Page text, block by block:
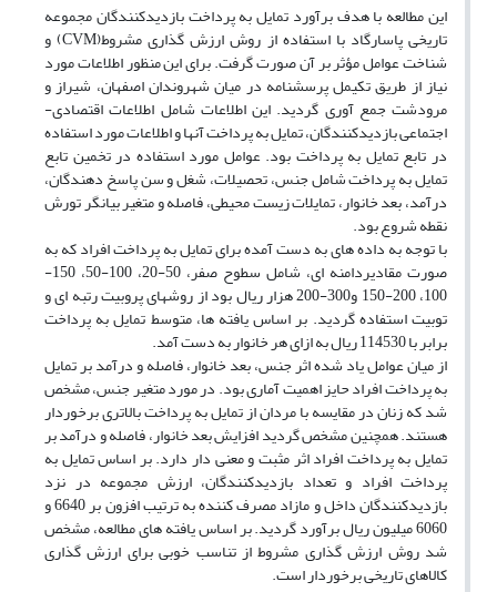
این مطالعه با هدف برآورد تمایل به پرداخت بازدیدکنندگان مجموعه
تاریخی پاسارگاد با استفاده از روش ارزش گذاری مشروط(CVM) و
شناخت عوامل مؤثر بر آن صورت گرفت. برای این منظور اطلاعات مورد
نیاز از طریق تکیمل پرسشنامه در میان شهروندان اصفهان، شیراز و
مرودشت جمع آوری گردید. این اطلاعات شامل اطلاعات اقتصادی-
اجتماعی بازدیدکنندگان، تمایل به پرداخت آنها و اطلاعات مورد استفاده
در تابع تمایل به پرداخت بود. عوامل مورد استفاده در تخمین تابع
تمایل به پرداخت شامل جنس، تحصیلات، شغل و سن پاسخ دهندگان،
درآمد، بعد خانوار، تمایلات زیست محیطی، فاصله و متغیر بیانگر تورش
نقطه شروع بود.
با توجه به داده های به دست آمده برای تمایل به پرداخت افراد که به
صورت مقادیردامنه ای، شامل سطوح صفر، 50-20، 100-50، 150-
100، 200-150 و300-200 هزار ریال بود از روشهای پروبیت رتبه ای و
توبیت استفاده گردید. بر اساس یافته ها، متوسط تمایل به پرداخت
برابر با 114530 ریال به ازای هر خانوار به دست آمد.
از میان عوامل یاد شده اثر جنس، بعد خانوار، فاصله و درآمد بر تمایل
به پرداخت افراد حایز اهمیت آماری بود. در مورد متغیر جنس، مشخص
شد که زنان در مقایسه با مردان از تمایل به پرداخت بالاتری برخوردار
هستند. همچنین مشخص گردید افزایش بعد خانوار، فاصله و درآمد بر
تمایل به پرداخت افراد اثر مثبت و معنی دار دارد. بر اساس تمایل به
پرداخت افراد و تعداد بازدیدکنندگان، ارزش مجموعه در نزد
بازدیدکنندگان داخل و مازاد مصرف کننده به ترتیب افزون بر 6640 و
6060 میلیون ریال برآورد گردید. بر اساس یافته های مطالعه، مشخص
شد روش ارزش گذاری مشروط از تناسب خوبی برای ارزش گذاری
کالاهای تاریخی برخوردار است.